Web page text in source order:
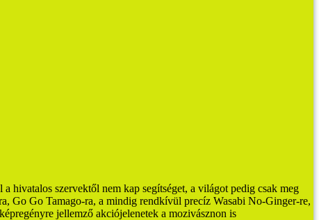
hivatalos szervektől nem kap segítséget, a világot pedig csak meg
Go Go Tamago-ra, a mindig rendkívül precíz Wasabi No-Ginger-re,
jellemző akciójelenetek a mozivásznon is